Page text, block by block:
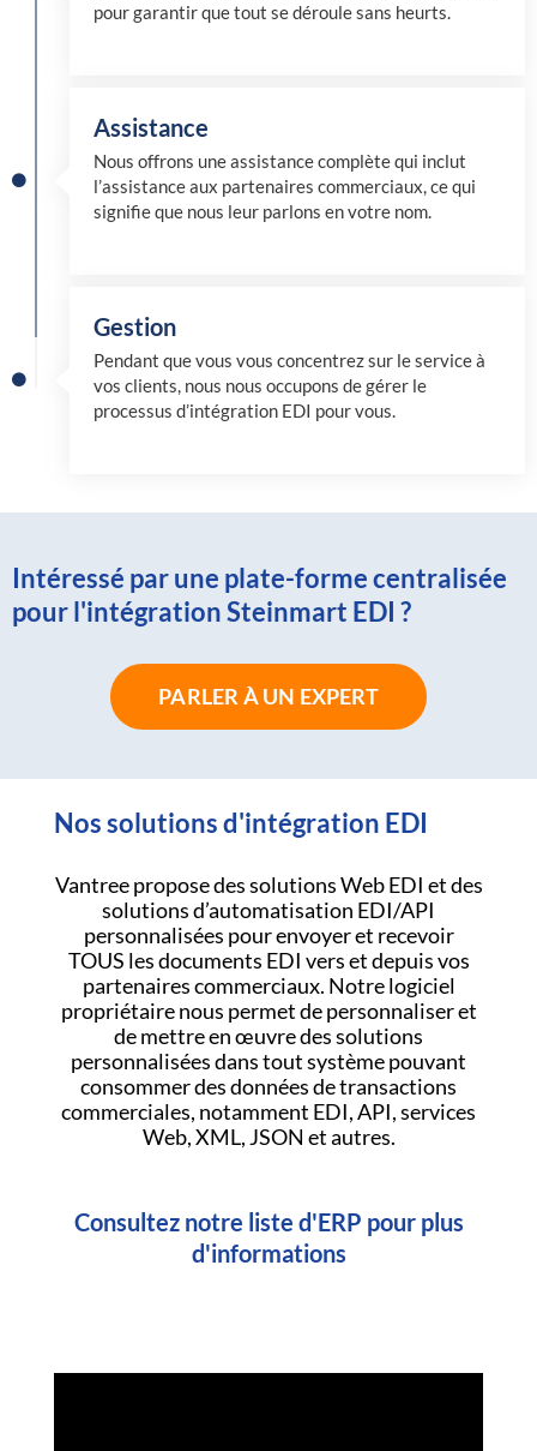
pour garantir que tout se déroule sans heurts.
Assistance
Nous offrons une assistance complète qui inclut
l’assistance aux partenaires commerciaux, ce qui
signifie que nous leur parlons en votre nom.
Gestion
Pendant que vous vous concentrez sur le service à
vos clients, nous nous occupons de gérer le
processus d’intégration EDI pour vous.
Intéressé par une plate-forme centralisée
pour l'intégration Steinmart EDI ?
PARLER À UN EXPERT
Nos solutions d'intégration EDI
Vantree propose des solutions Web EDI et des
solutions d’automatisation EDI/API
personnalisées pour envoyer et recevoir
TOUS les documents EDI vers et depuis vos
partenaires commerciaux. Notre logiciel
propriétaire nous permet de personnaliser et
de mettre en œuvre des solutions
personnalisées dans tout système pouvant
consommer des données de transactions
commerciales, notamment EDI, API, services
Web, XML, JSON et autres.
Consultez notre liste d'ERP pour plus
d'informations